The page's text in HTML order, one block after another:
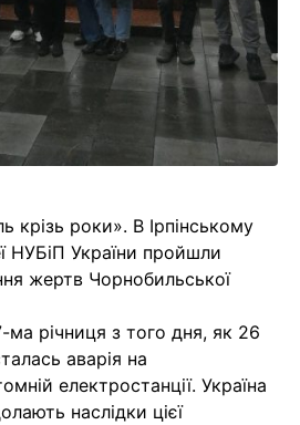
крізь роки». В Ірпінському
НУБіП України пройшли
жертв Чорнобильської
ма річниця з того дня, як 26
аварія на
електростанції. Україна
наслідки цієї